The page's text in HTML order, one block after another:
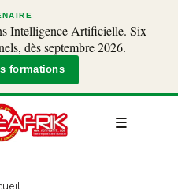
Intelligence Artificielle. Six
dès septembre 2026.
formations